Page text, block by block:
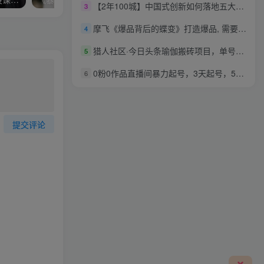
提交评论
3 【2年100城】中国式创新如何落地五大洲？
4 摩飞《爆品背后的蝶变》打造爆品, 需要哪些条件与标准?
5 猎人社区·今日头条瑜伽搬砖项目，单号一天几十收入，可以批量操作！
6 0粉0作品直播间暴力起号，3天起号，5天优化，直播起号落地课